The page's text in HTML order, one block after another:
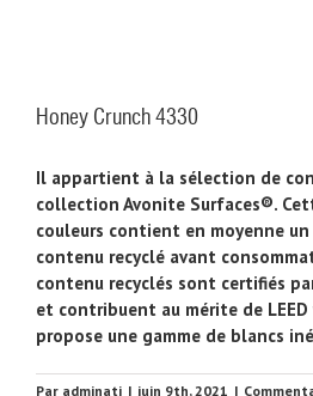
Honey Crunch 4330
Il appartient à la sélection de
collection Avonite Surfaces®.
couleurs contient en moyenne
contenu recyclé avant
contenu recyclés sont certifiés
et contribuent au mérite de
propose une gamme de blancs
Par adminati | juin 9th, 2021 |